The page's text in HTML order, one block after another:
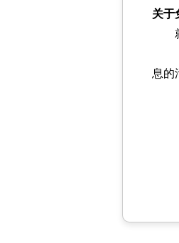
关于
就
*
息的
*
*
*
*
*